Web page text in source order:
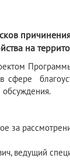
на
сфере
за
ведущий